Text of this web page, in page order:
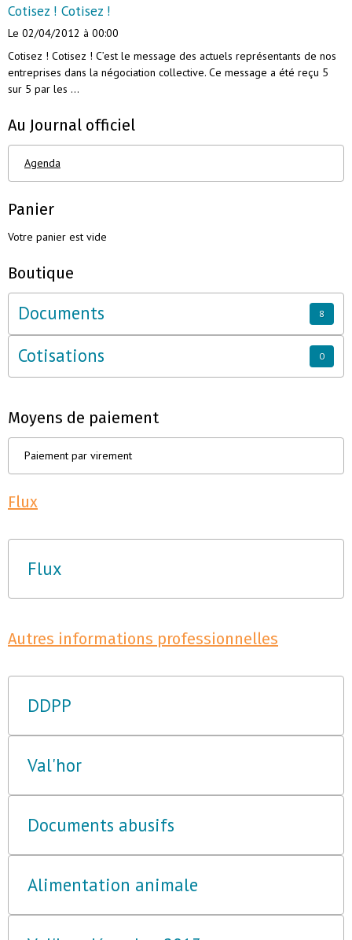
Cotisez ! Cotisez !
Le 02/04/2012 à 00:00
Cotisez ! Cotisez ! C’est le message des actuels représentants de nos
entreprises dans la négociation collective. Ce message a été reçu 5
sur 5 par les ...
Au Journal officiel
Agenda
Panier
Votre panier est vide
Boutique
Documents 8
Cotisations 0
Moyens de paiement
Paiement par virement
Flux
Flux
Autres informations professionnelles
DDPP
Val'hor
Documents abusifs
Alimentation animale